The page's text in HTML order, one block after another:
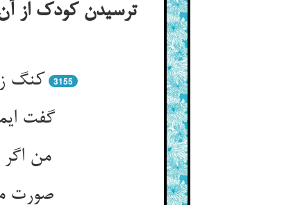
ترسیدن کودک
کنگ
3155
گفت
من
صورت